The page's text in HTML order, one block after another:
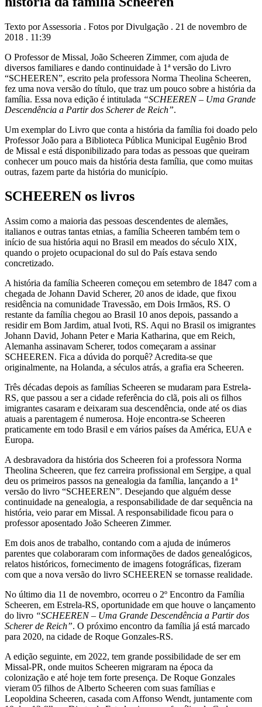
Texto por Assessoria . Fotos por Divulgação . 21 de novembro de
2018 . 11:39
O Professor de Missal, João Scheeren Zimmer, com ajuda de
diversos familiares e dando continuidade à 1ª versão do Livro
“SCHEEREN”, escrito pela professora Norma Theolina Scheeren,
fez uma nova versão do título, que traz um pouco sobre a história da
família. Essa nova edição é intitulada “SCHEEREN – Uma Grande
Descendência a Partir dos Scherer de Reich”.
Um exemplar do Livro que conta a história da família foi doado pelo
Professor João para a Biblioteca Pública Municipal Eugênio Brod
de Missal e está disponibilizado para todas as pessoas que queiram
conhecer um pouco mais da história desta família, que como muitas
outras, fazem parte da história do município.
SCHEEREN os livros
Assim como a maioria das pessoas descendentes de alemães,
italianos e outras tantas etnias, a família Scheeren também tem o
início de sua história aqui no Brasil em meados do século XIX,
quando o projeto ocupacional do sul do País estava sendo
concretizado.
A história da família Scheeren começou em setembro de 1847 com a
chegada de Johann David Scherer, 20 anos de idade, que fixou
residência na comunidade Travessão, em Dois Irmãos, RS. O
restante da família chegou ao Brasil 10 anos depois, passando a
residir em Bom Jardim, atual Ivoti, RS. Aqui no Brasil os imigrantes
Johann David, Johann Peter e Maria Katharina, que em Reich,
Alemanha assinavam Scherer, todos começaram a assinar
SCHEEREN. Fica a dúvida do porquê? Acredita-se que
originalmente, na Holanda, a séculos atrás, a grafia era Scheeren.
Três décadas depois as famílias Scheeren se mudaram para Estrela-
RS, que passou a ser a cidade referência do clã, pois ali os filhos
imigrantes casaram e deixaram sua descendência, onde até os dias
atuais a parentagem é numerosa. Hoje encontra-se Scheeren
praticamente em todo Brasil e em vários países da América, EUA e
Europa.
A desbravadora da história dos Scheeren foi a professora Norma
Theolina Scheeren, que fez carreira profissional em Sergipe, a qual
deu os primeiros passos na genealogia da família, lançando a 1ª
versão do livro “SCHEEREN”. Desejando que alguém desse
continuidade na genealogia, a responsabilidade de dar sequência na
história, veio parar em Missal. A responsabilidade ficou para o
professor aposentado João Scheeren Zimmer.
Em dois anos de trabalho, contando com a ajuda de inúmeros
parentes que colaboraram com informações de dados genealógicos,
relatos históricos, fornecimento de imagens fotográficas, fizeram
com que a nova versão do livro SCHEEREN se tornasse realidade.
No último dia 11 de novembro, ocorreu o 2º Encontro da Família
Scheeren, em Estrela-RS, oportunidade em que houve o lançamento
do livro “SCHEEREN – Uma Grande Descendência a Partir dos
Scherer de Reich”. O próximo encontro da família já está marcado
para 2020, na cidade de Roque Gonzales-RS.
A edição seguinte, em 2022, tem grande possibilidade de ser em
Missal-PR, onde muitos Scheeren migraram na época da
colonização e até hoje tem forte presença. De Roque Gonzales
vieram 05 filhos de Alberto Scheeren com suas famílias e
Leopoldina Scheeren, casada com Affonso Wendt, juntamente com